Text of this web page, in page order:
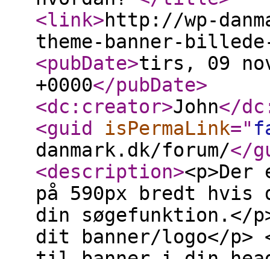
<link>http://wp-
theme-banner-
<pubDate>tirs, 09
+0000</pubDate>
<dc:creator>John</
<guid
isPermaLink="
danmark.dk/forum/</
<description>
på 590px bredt
din søgefunktion.</
dit banner/logo</p>